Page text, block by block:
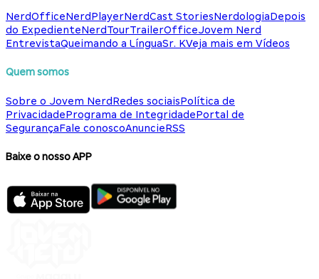
NerdOfficeNerdPlayerNerdCast StoriesNerdologiaDepois
do ExpedienteNerdTourTrailerOfficeJovem Nerd
EntrevistaQueimando a LínguaSr. KVeja mais em Vídeos
Quem somos
Sobre o Jovem NerdRedes sociaisPolítica de
PrivacidadePrograma de IntegridadePortal de
SegurançaFale conoscoAnuncieRSS
Baixe o nosso APP